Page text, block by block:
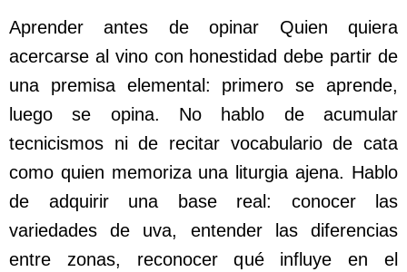
Aprender antes de opinar Quien quiera
acercarse al vino con honestidad debe partir de
una premisa elemental: primero se aprende,
luego se opina. No hablo de acumular
tecnicismos ni de recitar vocabulario de cata
como quien memoriza una liturgia ajena. Hablo
de adquirir una base real: conocer las
variedades de uva, entender las diferencias
entre zonas, reconocer qué influye en el